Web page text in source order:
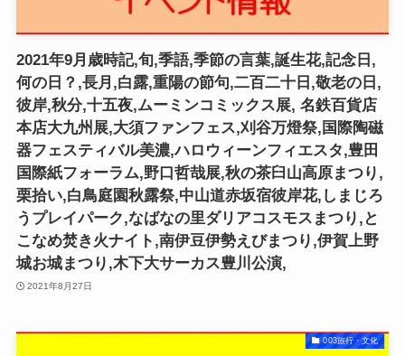
2021年9月歳時記,旬,季語,季節の言葉,誕生花,記念日,
何の日？,長月,白露,重陽の節句,二百二十日,敬老の日,
彼岸,秋分,十五夜,ムーミンコミックス展, 名鉄百貨店
本店大九州展,大須ファンフェス,刈谷万燈祭,国際陶磁
器フェスティバル美濃,ハロウィーンフィエスタ,豊田
国際紙フォーラム,野口哲哉展,秋の茶臼山高原まつり,
栗拾い,白鳥庭園秋露祭,中山道赤坂宿彼岸花,しまじろ
うプレイパーク,なばなの里ダリアコスモスまつり,と
こなめ焚き火ナイト,南伊豆伊勢えびまつり,伊賀上野
城お城まつり,木下大サーカス豊川公演,
2021年8月27日
003旅行・文化